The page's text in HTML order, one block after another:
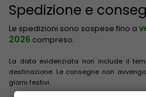
Spedizione e
Le spedizioni sono sospese fino a
2026 compreso.
La data evidenziata non include il
destinazione. Le consegne non
giorni festivi.